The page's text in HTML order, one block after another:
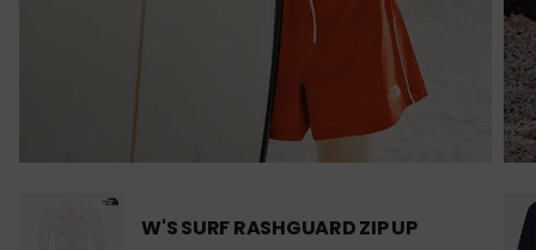
W'S SURF RASHGUARD ZIP UP